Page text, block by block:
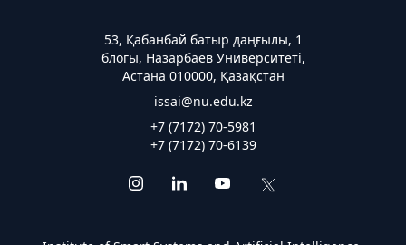
53, Қабанбай батыр даңғылы, 1
блогы, Назарбаев Университеті,
Астана 010000, Қазақстан
issai@nu.edu.kz
+7 (7172) 70-5981
+7 (7172) 70-6139